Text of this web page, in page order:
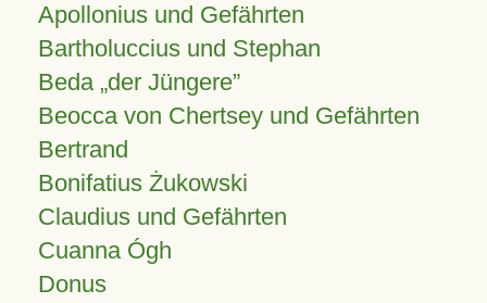
Apollonius und Gefährten
Bartholuccius und Stephan
Beda „der Jüngere”
Beocca von Chertsey und Gefährten
Bertrand
Bonifatius Żukowski
Claudius und Gefährten
Cuanna Ógh
Donus